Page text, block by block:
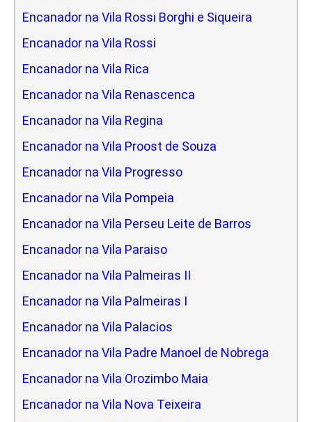
Encanador na Vila Rossi Borghi e Siqueira
Encanador na Vila Rossi
Encanador na Vila Rica
Encanador na Vila Renascenca
Encanador na Vila Regina
Encanador na Vila Proost de Souza
Encanador na Vila Progresso
Encanador na Vila Pompeia
Encanador na Vila Perseu Leite de Barros
Encanador na Vila Paraiso
Encanador na Vila Palmeiras II
Encanador na Vila Palmeiras I
Encanador na Vila Palacios
Encanador na Vila Padre Manoel de Nobrega
Encanador na Vila Orozimbo Maia
Encanador na Vila Nova Teixeira